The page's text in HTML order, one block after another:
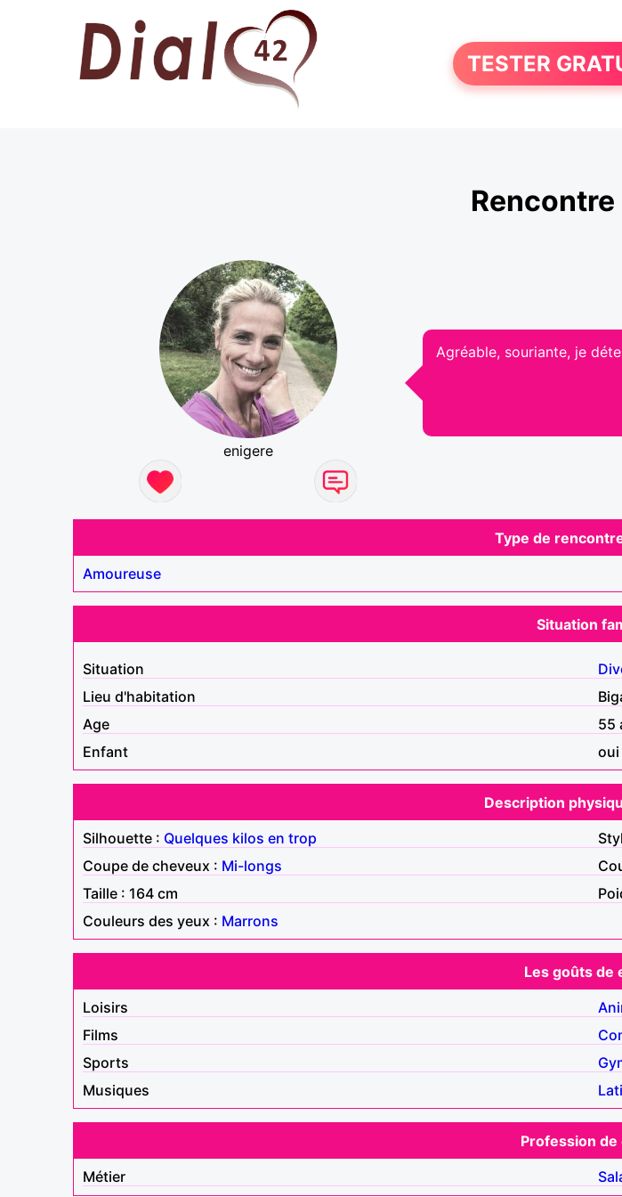
TESTER
enigere
Agréable, souriante, je
Type de
Amoureuse
Situation
Situation
Lieu d'habitation
Age
55
Enfant
oui
Description
Silhouette : Quelques kilos en trop
Coupe de cheveux : Mi-longs
Taille : 164 cm
Couleurs des yeux : Marrons
Les goûts de
Loisirs
Films
Sports
Musiques
Profession de
Métier